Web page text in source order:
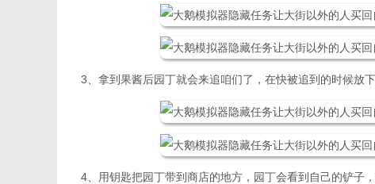
3、拿到果酱后园丁就会来追咱们了，在快被追到的时候放
4、用钥匙把园丁带到商店的地方，园丁会看到自己的铲子